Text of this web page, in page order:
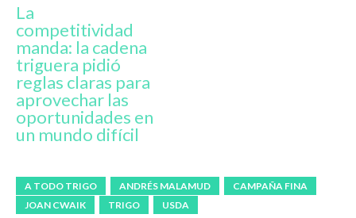
La
competitividad
manda: la cadena
triguera pidió
reglas claras para
aprovechar las
oportunidades en
un mundo difícil
A TODO TRIGO ANDRÉS MALAMUD
CAMPAÑA FINA
JOAN CWAIK
TRIGO USDA